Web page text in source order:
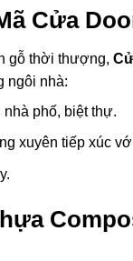
Cửa
gỗ thời thượng,
ngôi nhà:
phố, biệt thự.
xuyên tiếp xúc